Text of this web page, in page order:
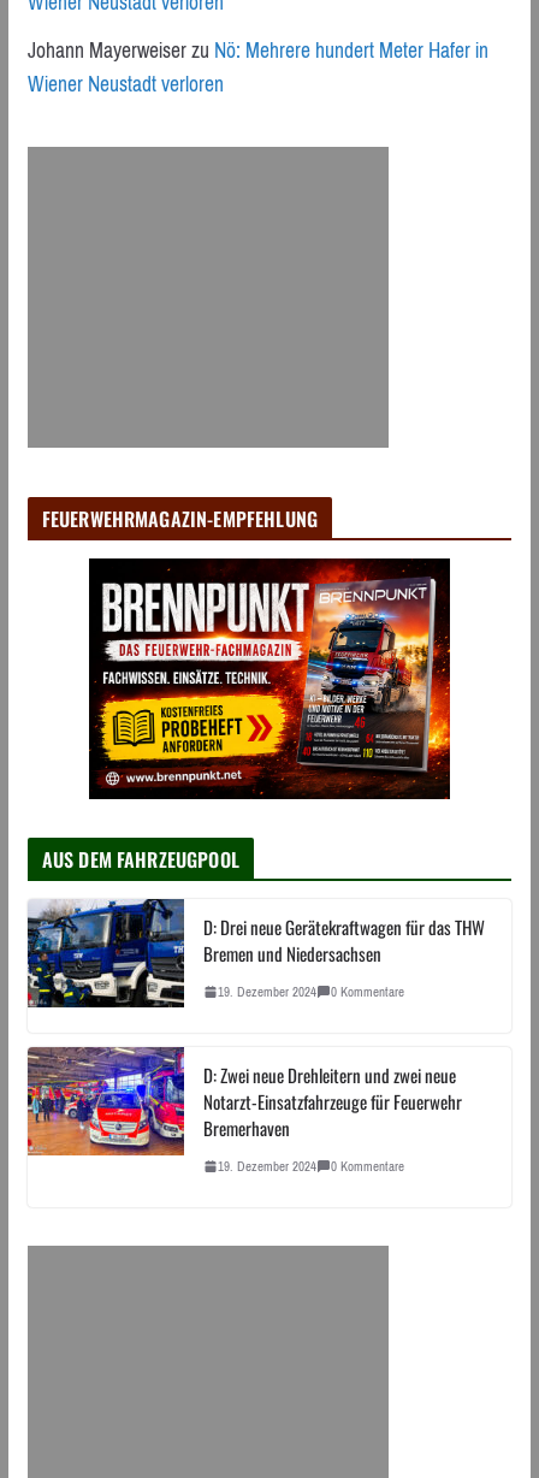
Johann MayerweiserzuNö: Mehrere hundert Meter Hafer in
Wiener Neustadt verloren
FEUERWEHRMAGAZIN-EMPFEHLUNG
AUS DEM FAHRZEUGPOOL
D: Drei neue Gerätekraftwagen für das THW
Bremen und Niedersachsen
19. Dezember 2024 0 Kommentare
D: Zwei neue Drehleitern und zwei neue
Notarzt-Einsatzfahrzeuge für Feuerwehr
Bremerhaven
19. Dezember 2024 0 Kommentare